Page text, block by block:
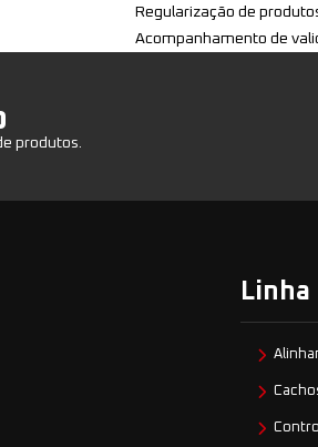
Regularização de
Acompanhamento de
produtos.